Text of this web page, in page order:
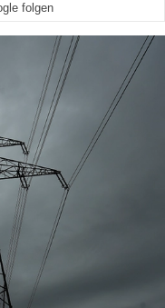
folgen